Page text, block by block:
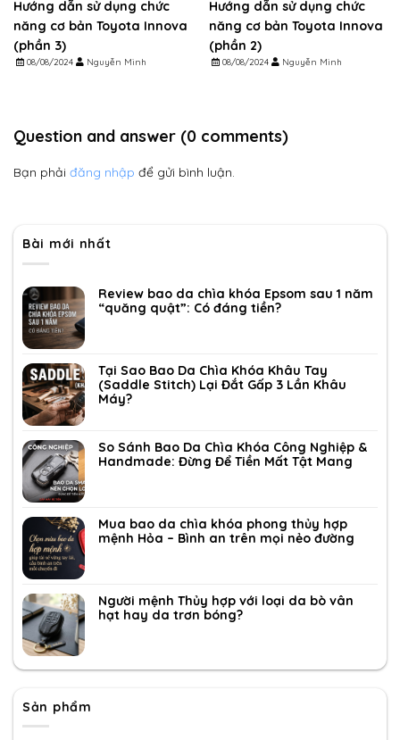
Hướng dẫn sử dụng chức
năng cơ bản Toyota Innova
(phần 3)
08/08/2024 Nguyễn Minh
Hướng dẫn sử dụng chức
năng cơ bản Toyota Innova
(phần 2)
08/08/2024 Nguyễn Minh
Question and answer (0 comments)
Bạn phải đăng nhập để gửi bình luận.
Bài mới nhất
Review bao da chìa khóa Epsom sau 1 năm
“quăng quật”: Có đáng tiền?
Tại Sao Bao Da Chìa Khóa Khâu Tay
(Saddle Stitch) Lại Đắt Gấp 3 Lần Khâu
Máy?
So Sánh Bao Da Chìa Khóa Công Nghiệp &
Handmade: Đừng Để Tiền Mất Tật Mang
Mua bao da chìa khóa phong thủy hợp
mệnh Hỏa – Bình an trên mọi nẻo đường
Người mệnh Thủy hợp với loại da bò vân
hạt hay da trơn bóng?
Sản phẩm